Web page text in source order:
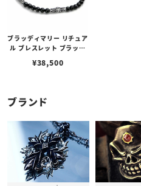
ブラッディマリー リチュア
ル ブレスレット ブラック
¥38,500
ブランド